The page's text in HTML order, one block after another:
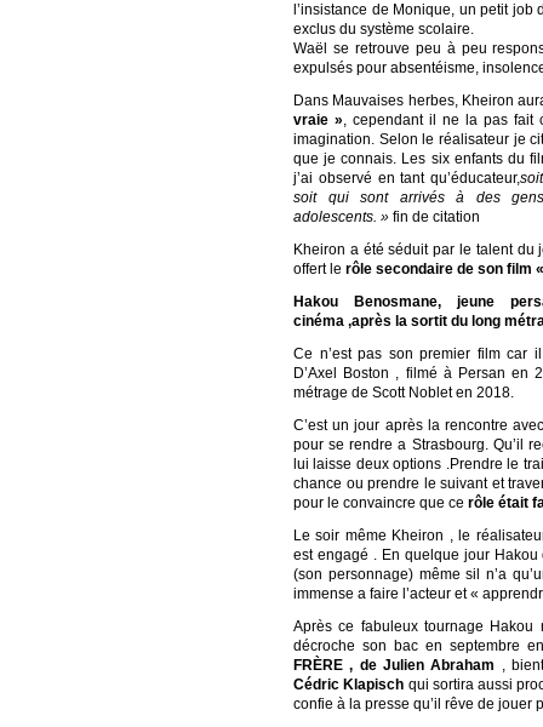
l’insistance de Monique, un petit job
exclus du système scolaire.
Waël se retrouve peu à peu
expulsés pour absentéisme,
Dans Mauvaises herbes, Kheiron
vraie », cependant il ne la pas fait
imagination. Selon le réalisateur je
que je connais. Les six enfants du
j’ai observé en tant qu’éducateur,
soit qui sont arrivés à des
adolescents. » fin de citation
Kheiron a été séduit par le talent du
offert le rôle secondaire de son film
Hakou Benosmane, jeune
cinéma ,après la sortit du long
Ce n’est pas son premier film car
D’Axel Boston , filmé à Persan en
métrage de Scott Noblet en 2018.
C’est un jour après la rencontre
pour se rendre a Strasbourg. Qu’il
lui laisse deux options .Prendre le
chance ou prendre le suivant et
pour le convaincre que ce rôle était
Le soir même Kheiron , le
est engagé . En quelque jour
(son personnage) même sil n’a
immense a faire l’acteur et «
Après ce fabuleux tournage
décroche son bac en septembre
FRÈRE , de Julien Abraham ,
Cédric Klapisch qui sortira aussi
confie à la presse qu’il rêve de jouer